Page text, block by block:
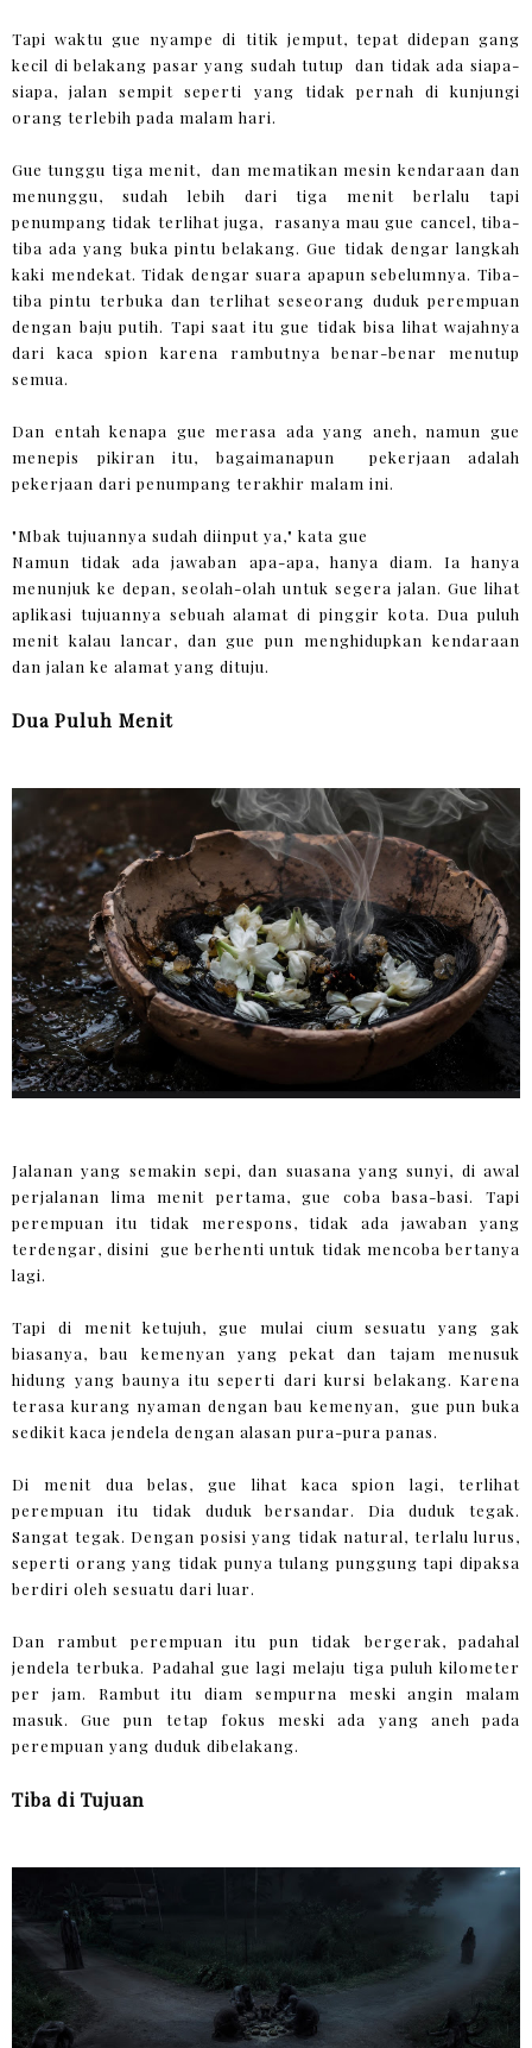
Tapi waktu gue nyampe di titik jemput, tepat didepan gang
kecil di belakang pasar yang sudah tutup dan tidak ada siapa-
siapa, jalan sempit seperti yang tidak pernah di kunjungi
orang terlebih pada malam hari.
Gue tunggu tiga menit, dan mematikan mesin kendaraan dan
menunggu, sudah lebih dari tiga menit berlalu tapi
penumpang tidak terlihat juga, rasanya mau gue cancel, tiba-
tiba ada yang buka pintu belakang. Gue tidak dengar langkah
kaki mendekat. Tidak dengar suara apapun sebelumnya. Tiba-
tiba pintu terbuka dan terlihat seseorang duduk perempuan
dengan baju putih. Tapi saat itu gue tidak bisa lihat wajahnya
dari kaca spion karena rambutnya benar-benar menutup
semua.
Dan entah kenapa gue merasa ada yang aneh, namun gue
menepis pikiran itu, bagaimanapun pekerjaan adalah
pekerjaan dari penumpang terakhir malam ini.
"Mbak tujuannya sudah diinput ya," kata gue
Namun tidak ada jawaban apa-apa, hanya diam. Ia hanya
menunjuk ke depan, seolah-olah untuk segera jalan. Gue lihat
aplikasi tujuannya sebuah alamat di pinggir kota. Dua puluh
menit kalau lancar, dan gue pun menghidupkan kendaraan
dan jalan ke alamat yang dituju.
Dua Puluh Menit
Jalanan yang semakin sepi, dan suasana yang sunyi, di awal
perjalanan lima menit pertama, gue coba basa-basi. Tapi
perempuan itu tidak merespons, tidak ada jawaban yang
terdengar, disini gue berhenti untuk tidak mencoba bertanya
lagi.
Tapi di menit ketujuh, gue mulai cium sesuatu yang gak
biasanya, bau kemenyan yang pekat dan tajam menusuk
hidung yang baunya itu seperti dari kursi belakang. Karena
terasa kurang nyaman dengan bau kemenyan, gue pun buka
sedikit kaca jendela dengan alasan pura-pura panas.
Di menit dua belas, gue lihat kaca spion lagi, terlihat
perempuan itu tidak duduk bersandar. Dia duduk tegak.
Sangat tegak. Dengan posisi yang tidak natural, terlalu lurus,
seperti orang yang tidak punya tulang punggung tapi dipaksa
berdiri oleh sesuatu dari luar.
Dan rambut perempuan itu pun tidak bergerak, padahal
jendela terbuka. Padahal gue lagi melaju tiga puluh kilometer
per jam. Rambut itu diam sempurna meski angin malam
masuk. Gue pun tetap fokus meski ada yang aneh pada
perempuan yang duduk dibelakang.
Tiba di Tujuan